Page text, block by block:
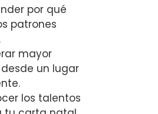
por qué
patrones
mayor
un lugar
los talentos